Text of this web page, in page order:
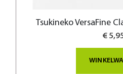
Tsukineko VersaFine
€